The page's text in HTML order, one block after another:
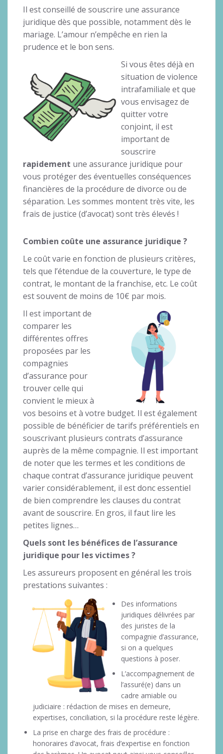
Il est conseillé de souscrire une assurance
juridique dès que possible, notamment dès le
mariage. L’amour n’empêche en rien la
prudence et le bon sens.
Si vous êtes déjà en
situation de violence
intrafamiliale et que
vous envisagez de
quitter votre
conjoint, il est
important de
souscrire
rapidement une assurance juridique pour
vous protéger des éventuelles conséquences
financières de la procédure de divorce ou de
séparation. Les sommes montent très vite, les
frais de justice (d’avocat) sont très élevés !
Combien coûte une assurance juridique ?
Le coût varie en fonction de plusieurs critères,
tels que l’étendue de la couverture, le type de
contrat, le montant de la franchise, etc. Le coût
est souvent de moins de 10€ par mois.
Il est important de
comparer les
différentes offres
proposées par les
compagnies
d’assurance pour
trouver celle qui
convient le mieux à
vos besoins et à votre budget. Il est également
possible de bénéficier de tarifs préférentiels en
souscrivant plusieurs contrats d’assurance
auprès de la même compagnie. Il est important
de noter que les termes et les conditions de
chaque contrat d’assurance juridique peuvent
varier considérablement, il est donc essentiel
de bien comprendre les clauses du contrat
avant de souscrire. En gros, il faut lire les
petites lignes…
Quels sont les bénéfices de l’assurance
juridique pour les victimes ?
Les assureurs proposent en général les trois
prestations suivantes :
Des informations
juridiques délivrées par
des juristes de la
compagnie d’assurance,
si on a quelques
questions à poser.
L’accompagnement de
l’assuré(e) dans un
cadre amiable ou
judiciaire : rédaction de mises en demeure,
expertises, conciliation, si la procédure reste légère.
La prise en charge des frais de procédure :
honoraires d’avocat, frais d’expertise en fonction